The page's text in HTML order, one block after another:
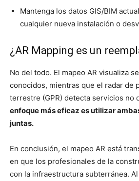
Mantenga los datos GIS/BIM
cualquier nueva instalación o
¿AR Mapping es un
No del todo. El mapeo AR visualiza
conocidos, mientras que el radar de
terrestre (GPR) detecta servicios no
enfoque más eficaz es utilizar
juntas.
En conclusión, el mapeo AR está
en que los profesionales de la
con la infraestructura subterránea.